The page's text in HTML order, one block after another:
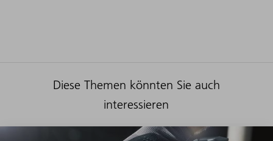
Diese Themen könnten Sie auch
interessieren